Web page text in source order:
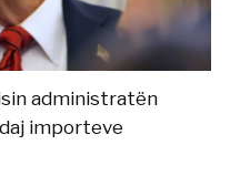
administratën
importeve